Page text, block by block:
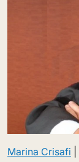
Marina Crisafi